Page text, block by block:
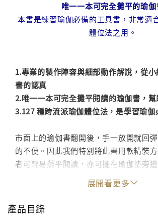
唯一一本可完全攤平的瑜伽
本書是練習瑜伽必備的工具書，非常適
體位法之用。
1.專業的製作陣容與細部動作解說，從
書的認真
2.唯一一本可完全攤平閱讀的瑜伽書，
3.127 種跨流派瑜伽體位法，是學習瑜
市面上的瑜伽書翻開後，手一放開就回
的不便。因此我們特別將此書用軟精裝
者可輕易攤平閱讀，亦可擺在瑜伽墊旁
圖解式的目錄，讓您一眼就能看到各種體
而且還製作了詳細的中文索引與英文索引
展開看更多
產品目錄